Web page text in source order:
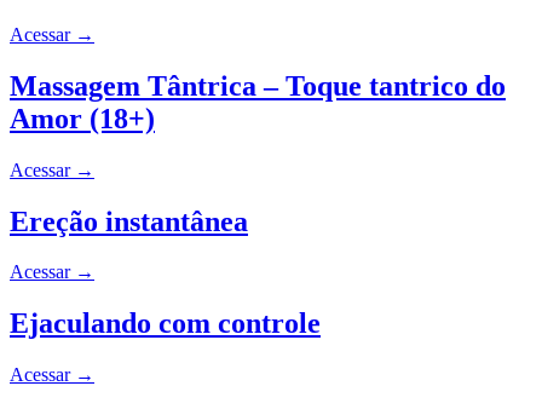
Acessar →
Massagem Tântrica – Toque tantrico do
Amor (18+)
Acessar →
Ereção instantânea
Acessar →
Ejaculando com controle
Acessar →